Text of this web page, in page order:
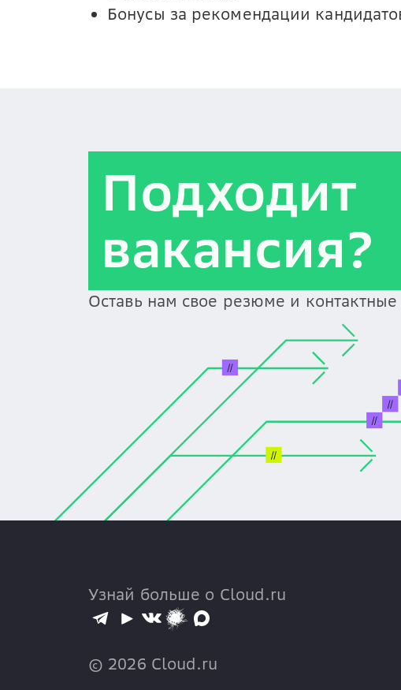
Бонусы за рекомендации
Подходит
вакансия?
Оставь нам свое резюме и
Узнай больше о Cloud.ru
© 2026 Cloud.ru